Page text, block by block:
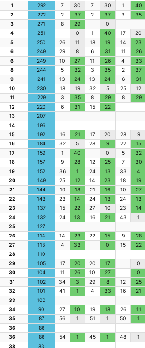
1 292 7 30 7 30 1 40
2 272 2 37 2 37 3 35
3 271 8 29 0
4 251 0 1 40 17 20
5 250 26 11 18 19 14 23
6 249 29 8 6 31 11 26
6 249 10 27 11 26 4 33
8 244 5 32 3 35 2 37
9 241 13 24 13 24 6 31
10 230 18 19 32 5 25 12
11 229 3 35 8 29 8 29
12 220 6 31 15 22
13 207
14 196
15 192 16 21 17 20 28 9
16 184 32 5 28 9 22 15
17 159 1 40 0 5 32
18 157 9 28 12 25 7 30
19 152 36 1 24 13 33 4
20 149 25 12 14 23 18 19
21 144 19 18 21 16 10 27
22 143 23 14 24 13 24 13
23 137 15 22 27 10 23 14
24 132 24 13 16 21 43 1
25 127
26 114 14 23 22 15 9 28
27 113 4 33 0 15 22
28 110
29 105 17 20 20 17 0
30 104 11 26 10 27 0
31 102 34 3 29 8 12 25
32 101 41 1 4 33 16 21
33 100
34 90 27 10 19 18 26 11
35 87 56 1 51 1 50 1
36 86
36 86 54 1 45 1 48 1
38 83